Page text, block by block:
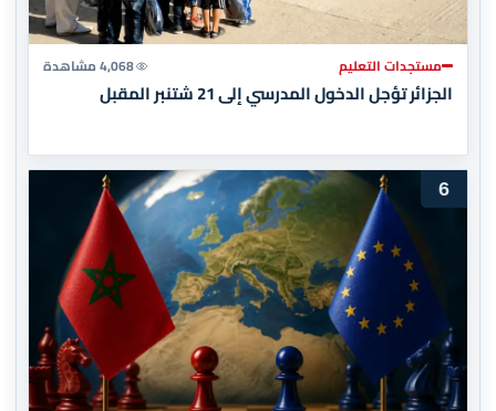
مستجدات التعليم 4,068 مشاهدة
الجزائر تؤجل الدخول المدرسي إلى 21 شتنبر المقبل
6